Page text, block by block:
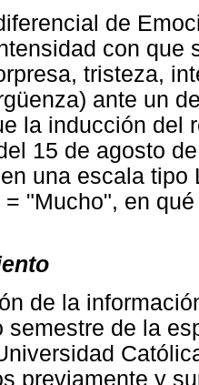
de
con que
tristeza,
ante un
la inducción del
15 de agosto
una escala
= "Mucho", en
de la
semestre de la
previamente y